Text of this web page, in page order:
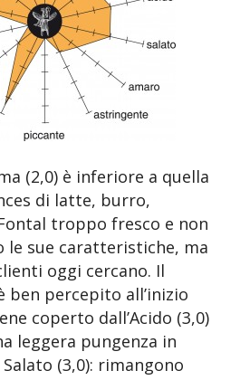
(2,0) è inferiore a quella
di latte, burro,
troppo fresco e non
le sue caratteristiche, ma
oggi cercano. Il
ben percepito all’inizio
coperto dall’Acido (3,0)
leggera pungenza in
(3,0): rimangono